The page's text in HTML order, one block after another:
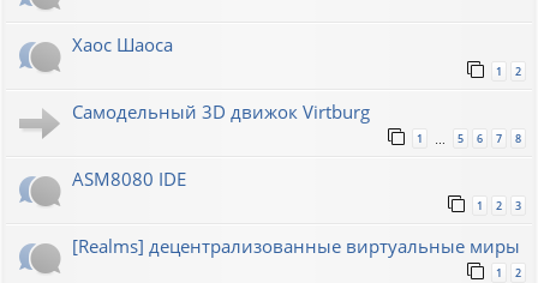
Хаос Шаоса
1 2
Самодельный 3D движок Virtburg
1 5 6 7 8
ASM8080 IDE
1 2 3
[Realms] децентрализованные виртуальные миры
1 2